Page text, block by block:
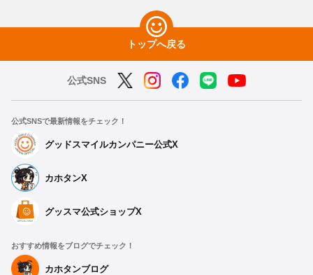
トップへ戻る
公式SNS
公式SNSで最新情報をチェック！
グッドスマイルカンパニー公式X
カホタンX
グッスマ公式ショップX
おすすめ情報をブログでチェック！
カホタンブログ